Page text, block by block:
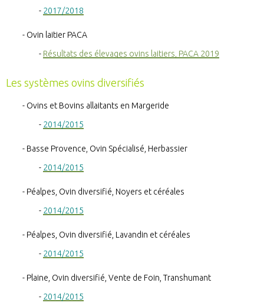
2017/2018
Ovin laitier PACA
Résultats des élevages ovins laitiers, PACA 2019
Les systèmes ovins diversifiés
Ovins et Bovins allaitants en Margeride
2014/2015
Basse Provence, Ovin Spécialisé, Herbassier
2014/2015
Péalpes, Ovin diversifié, Noyers et céréales
2014/2015
Péalpes, Ovin diversifié, Lavandin et céréales
2014/2015
Plaine, Ovin diversifié, Vente de Foin, Transhumant
2014/2015